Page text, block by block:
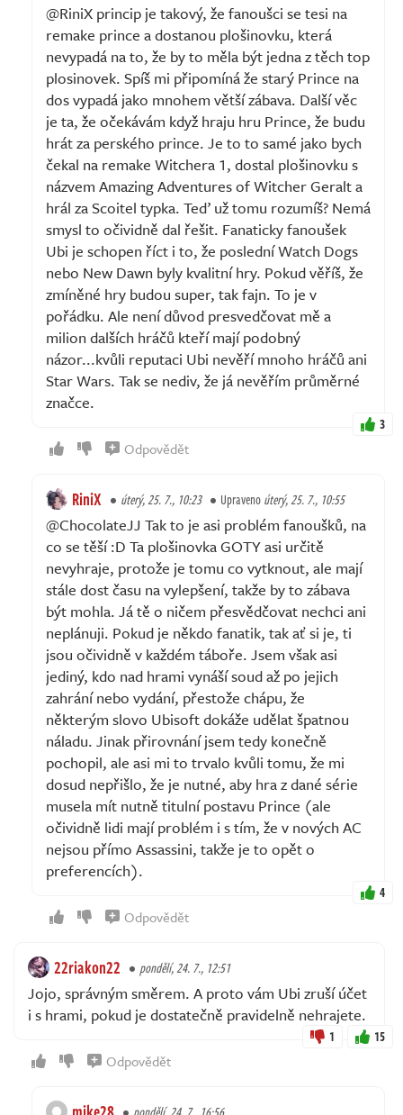
@RiniX princip je takový, že fanoušci se tesi na
remake prince a dostanou plošinovku, která
nevypadá na to, že by to měla být jedna z těch top
plosinovek. Spíš mi připomíná že starý Prince na
dos vypadá jako mnohem větší zábava. Další věc
je ta, že očekávám když hraju hru Prince, že budu
hrát za perského prince. Je to to samé jako bych
čekal na remake Witchera 1, dostal plošinovku s
názvem Amazing Adventures of Witcher Geralt a
hrál za Scoitel typka. Teď už tomu rozumíš? Nemá
smysl to očividně dal řešit. Fanaticky fanoušek
Ubi je schopen říct i to, že poslední Watch Dogs
nebo New Dawn byly kvalitní hry. Pokud věříš, že
zmíněné hry budou super, tak fajn. To je v
pořádku. Ale není důvod presvedčovat mě a
milion dalších hráčů kteří mají podobný
názor...kvůli reputaci Ubi nevěří mnoho hráčů ani
Star Wars. Tak se nediv, že já nevěřím průměrné
značce.
3
Odpovědět
RiniX úterý, 25. 7., 10:23 Upravenoúterý, 25. 7., 10:55
@ChocolateJJ Tak to je asi problém fanoušků, na
co se těší :D Ta plošinovka GOTY asi určitě
nevyhraje, protože je tomu co vytknout, ale mají
stále dost času na vylepšení, takže by to zábava
být mohla. Já tě o ničem přesvědčovat nechci ani
neplánuji. Pokud je někdo fanatik, tak ať si je, ti
jsou očividně v každém táboře. Jsem však asi
jediný, kdo nad hrami vynáší soud až po jejich
zahrání nebo vydání, přestože chápu, že
některým slovo Ubisoft dokáže udělat špatnou
náladu. Jinak přirovnání jsem tedy konečně
pochopil, ale asi mi to trvalo kvůli tomu, že mi
dosud nepřišlo, že je nutné, aby hra z dané série
musela mít nutně titulní postavu Prince (ale
očividně lidi mají problém i s tím, že v nových AC
nejsou přímo Assassini, takže je to opět o
preferencích).
4
Odpovědět
22riakon22 pondělí, 24. 7., 12:51
Jojo, správným směrem. A proto vám Ubi zruší účet
i s hrami, pokud je dostatečně pravidelně nehrajete.
1 15
Odpovědět